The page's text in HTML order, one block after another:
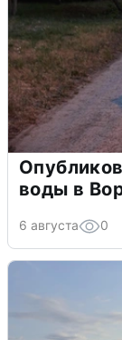
воды в
6 августа 0